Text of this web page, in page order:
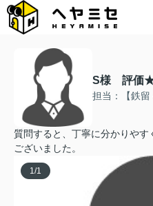
S様 評
担当：【鉄留
質問すると、丁寧に分かりやす
ございました。
1/1